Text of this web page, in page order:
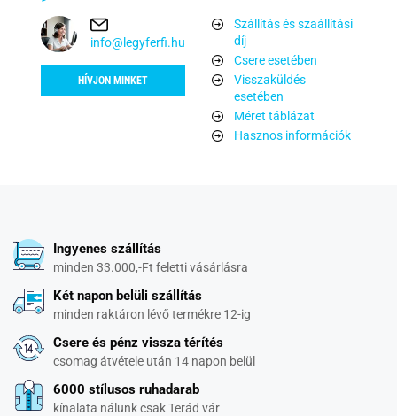
info@legyferfi.hu
HÍVJON MINKET
Szállítás és szaállítási
díj
Csere esetében
Visszaküldés
esetében
Méret táblázat
Hasznos információk
Ingyenes szállítás
minden 33.000,-Ft feletti vásárlásra
Két napon belüli szállítás
minden raktáron lévő termékre 12-ig
Csere és pénz vissza térítés
csomag átvétele után 14 napon belül
6000 stílusos ruhadarab
kínalata nálunk csak Terád vár